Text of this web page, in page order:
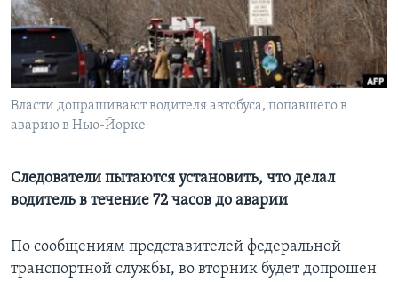
Learning English
СОЦИАЛЬНЫЕ СЕТИ
Власти допрашивают водителя автобуса, попавшего в
аварию в Нью-Йорке
Следователи пытаются установить, что делал
водитель в течение 72 часов до аварии
По сообщениям представителей федеральной
транспортной службы, во вторник будет допрошен